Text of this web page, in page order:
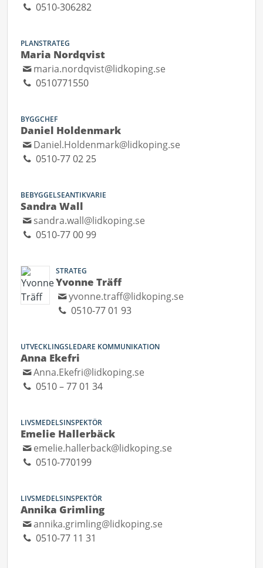
0510-306282
PLANSTRATEG
Maria Nordqvist
maria.nordqvist@lidkoping.se
0510771550
BYGGCHEF
Daniel Holdenmark
Daniel.Holdenmark@lidkoping.se
0510-77 02 25
BEBYGGELSEANTIKVARIE
Sandra Wall
sandra.wall@lidkoping.se
0510-77 00 99
STRATEG
Yvonne Träff
yvonne.traff@lidkoping.se
0510-77 01 93
UTVECKLINGSLEDARE KOMMUNIKATION
Anna Ekefri
Anna.Ekefri@lidkoping.se
0510 – 77 01 34
LIVSMEDELSINSPEKTÖR
Emelie Hallerbäck
emelie.hallerback@lidkoping.se
0510-770199
LIVSMEDELSINSPEKTÖR
Annika Grimling
annika.grimling@lidkoping.se
0510-77 11 31